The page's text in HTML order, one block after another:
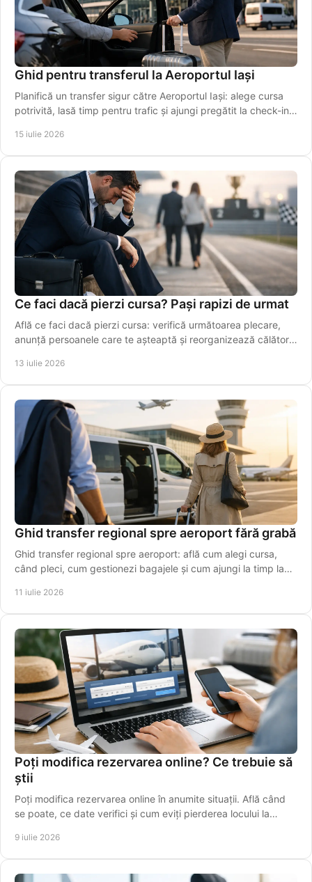
Ghid pentru transferul la Aeroportul Iași
Planifică un transfer sigur către Aeroportul Iași: alege cursa
potrivită, lasă timp pentru trafic și ajungi pregătit la check-in,
15 iulie 2026
Ce faci dacă pierzi cursa? Pași rapizi de urmat
Află ce faci dacă pierzi cursa: verifică următoarea plecare,
anunță persoanele care te așteaptă și reorganizează călătoria
13 iulie 2026
Ghid transfer regional spre aeroport fără grabă
Ghid transfer regional spre aeroport: află cum alegi cursa,
când pleci, cum gestionezi bagajele și cum ajungi la timp la
11 iulie 2026
Poți modifica rezervarea online? Ce trebuie să
știi
Poți modifica rezervarea online în anumite situații. Află când
se poate, ce date verifici și cum eviți pierderea locului la
9 iulie 2026